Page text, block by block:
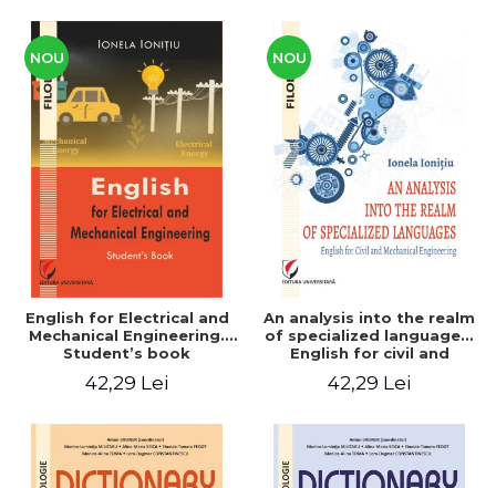
roumain et en français
pour les citoyens
étrangers
NOU
English for Electrical and
Mechanical Engineering.
Student’s book
42,29 Lei
NOU
An analysis into the realm
of specialized languages.
English for civil and
42,29 Lei